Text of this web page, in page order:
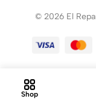
© 2026 El
Shop